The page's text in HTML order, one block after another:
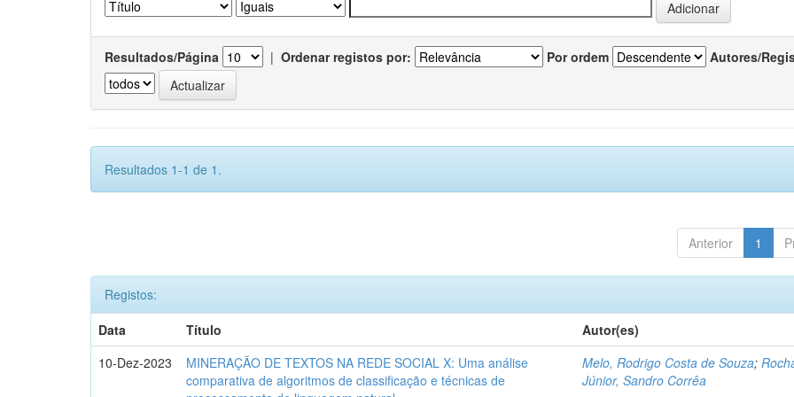
Resultados/Página | Ordenar registos por: Por ordem Autores/
Resultados 1-1 de 1.
Anterior 1
Registos:
Data
Título
Autor(es)
10-Dez-2023
MINERAÇÃO DE TEXTOS NA REDE SOCIAL X: Uma análise
comparativa de algoritmos de classificação e técnicas de
Melo, Rodrigo Costa de Souza;
Júnior, Sandro Corrêa